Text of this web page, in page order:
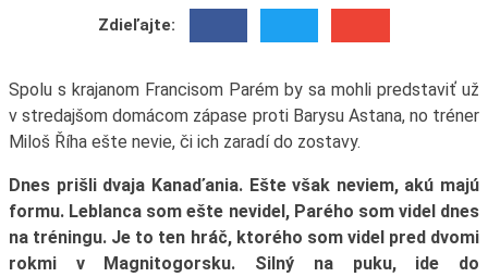
Zdieľajte:
Spolu s krajanom Francisom Parém by sa mohli predstaviť už
v stredajšom domácom zápase proti Barysu Astana, no tréner
Miloš Říha ešte nevie, či ich zaradí do zostavy.
Dnes prišli dvaja Kanaďania. Ešte však neviem, akú majú
formu. Leblanca som ešte nevidel, Parého som videl dnes
na tréningu. Je to ten hráč, ktorého som videl pred dvomi
rokmi v Magnitogorsku. Silný na puku, ide do